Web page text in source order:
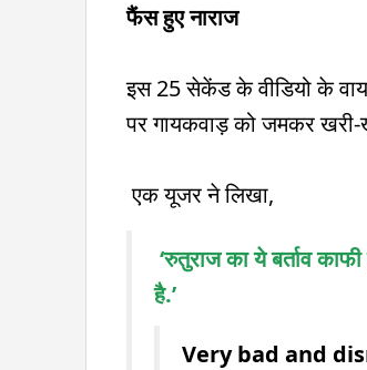
फैंस हुए नाराज
इस 25 सेकेंड के वीडियो के
पर गायकवाड़ को जमकर खरी-
एक यूजर ने लिखा,
‘रुतुराज का ये बर्ताव
है.’
Very bad and